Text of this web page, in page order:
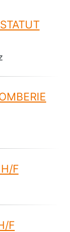
F
F